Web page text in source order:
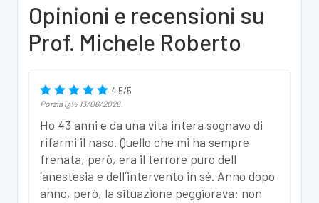
Opinioni e recensioni su
Prof. Michele Roberto
4.5/5
Porziaï¿½ 13/06/2026
Ho 43 anni e da una vita intera sognavo di
rifarmi il naso. Quello che mi ha sempre
frenata, però, era il terrore puro dell
´anestesia e dell´intervento in sé. Anno dopo
anno, però, la situazione peggiorava: non